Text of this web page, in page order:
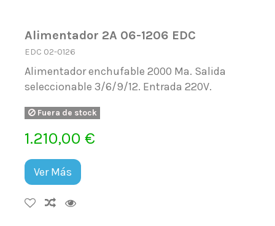
Alimentador 2A 06-1206 EDC
EDC 02-0126
Alimentador enchufable 2000 Ma. Salida
seleccionable 3/6/9/12. Entrada 220V.
Fuera de stock
1.210,00 €
Ver Más